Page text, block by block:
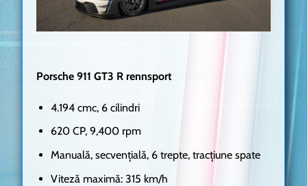
Porsche 911 GT3 R rennsport
4.194 cmc, 6 cilindri
620 CP, 9,400 rpm
Manuală, secvențială, 6 trepte, tracțiune spate
Viteză maximă: 315 km/h